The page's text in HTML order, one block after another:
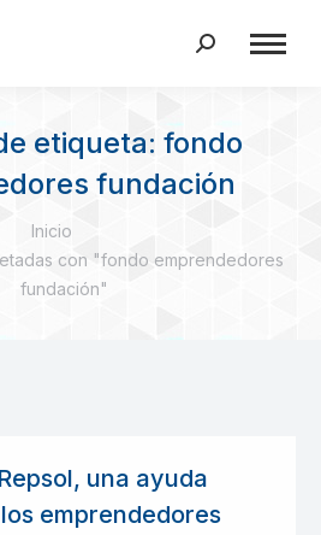
Buscar:
etiqueta: fondo
fundación
Inicio
con "fondo emprendedores
fundación"
una ayuda
emprendedores